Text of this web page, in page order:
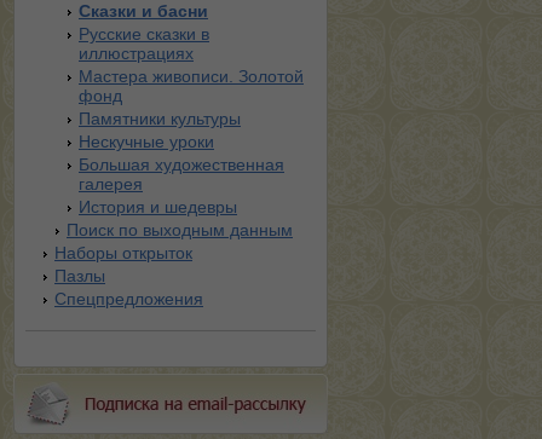
Сказки и басни
Русские сказки в
иллюстрациях
Мастера живописи. Золотой
фонд
Памятники культуры
Нескучные уроки
Большая художественная
галерея
История и шедевры
Поиск по выходным данным
Наборы открыток
Пазлы
Спецпредложения